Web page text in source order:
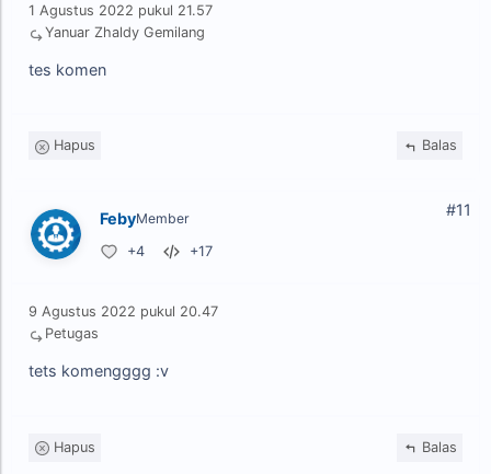
1 Agustus 2022 pukul 21.57
Yanuar Zhaldy Gemilang
tes komen
Hapus Balas
FebyMember
+4 +17
9 Agustus 2022 pukul 20.47
Petugas
tets komengggg :v
Hapus Balas
#11